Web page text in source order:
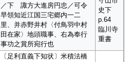
／下 諏方大進房円忠／可令
早領知近江国三宅郷内一二
里、并赤野井村〈付鳥羽中村
田在家〉地頭職事、右為奉行
事功之賞所宛行也
史下
p.64
臨川寺
重書
〔足利直義下知状〕米積法橋